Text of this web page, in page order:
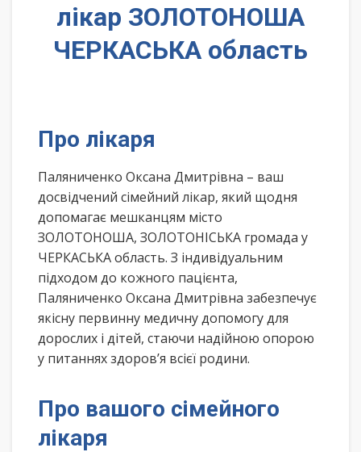
лікар ЗОЛОТОНОША
ЧЕРКАСЬКА область
Про лікаря
Паляниченко Оксана Дмитрівна – ваш
досвідчений сімейний лікар, який щодня
допомагає мешканцям місто
ЗОЛОТОНОША, ЗОЛОТОНІСЬКА громада у
ЧЕРКАСЬКА область. З індивідуальним
підходом до кожного пацієнта,
Паляниченко Оксана Дмитрівна забезпечує
якісну первинну медичну допомогу для
дорослих і дітей, стаючи надійною опорою
у питаннях здоров’я всієї родини.
Про вашого сімейного
лікаря